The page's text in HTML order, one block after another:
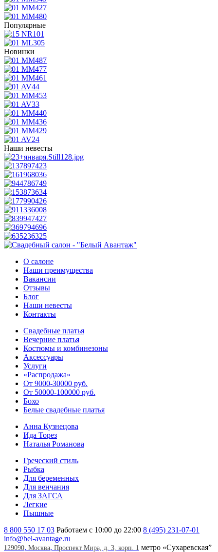
Популярные
Новинки
Наши невесты
О салоне
Наши преимущества
Вакансии
Отзывы
Блог
Наши невесты
Контакты
Свадебные платья
Вечерние платья
Костюмы и комбинезоны
Аксессуары
Услуги
«Распродажа»
От 9000-30000 руб.
От 50000-100000 руб.
Бохо
Белые свадебные платья
Анна Кузнецова
Ида Торез
Наталья Романова
Греческий стиль
Рыбка
Для беременных
Для венчания
Для ЗАГСА
Легкие
Пышные
8 800 550 17 03 Работаем с 10:00 до 22:00 8 (495) 231-07-01
info@bel-avantage.ru
129090, Москва, Проспект Мира, д. 3, корп. 1 метро «Сухаревская”